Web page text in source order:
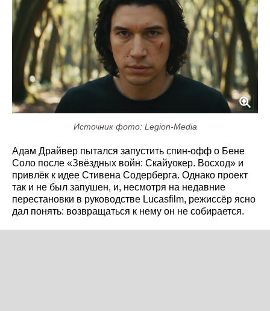
Источник фото: Legion-Media
Адам Драйвер пытался запустить спин-офф о Бене
Соло после «Звёздных войн: Скайуокер. Восход» и
привлёк к идее Стивена Содерберга. Однако проект
так и не был запушен, и, несмотря на недавние
перестановки в руководстве Lucasfilm, режиссёр ясно
дал понять: возвращаться к нему он не собирается.